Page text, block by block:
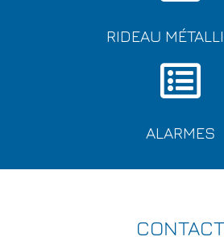
RIDEAU
ALARMES
CONTACT